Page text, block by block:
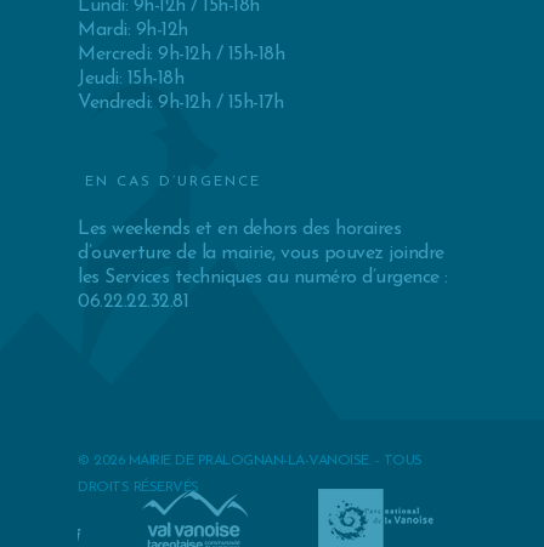
Lundi: 9h-12h / 15h-18h
Mardi: 9h-12h
Mercredi: 9h-12h / 15h-18h
Jeudi: 15h-18h
Vendredi: 9h-12h / 15h-17h
EN CAS D’URGENCE
Les weekends et en dehors des horaires
d’ouverture de la mairie, vous pouvez joindre
les Services techniques au numéro d’urgence :
06.22.22.32.81
© 2026 MAIRIE DE PRALOGNAN-LA-VANOISE. - TOUS
DROITS RÉSERVÉS